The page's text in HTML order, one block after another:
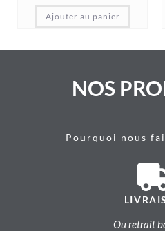
Ajouter au panier
NOS
Pourquoi nous
Ou retrait